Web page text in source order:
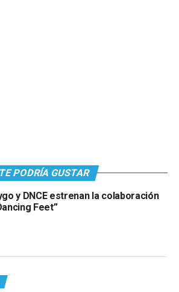
TE PODRÍA GUSTAR
y DNCE estrenan la colaboración
Feet”